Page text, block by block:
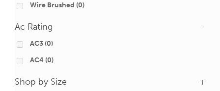
Wire Brushed (0)
Ac Rating -
AC3 (0)
AC4 (0)
Shop by Size +